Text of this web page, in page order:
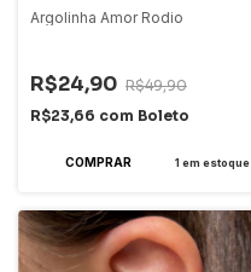
Argolinha Amor Rodio
R$24,90 R$49,90
R$23,66 com Boleto
1 em estoque